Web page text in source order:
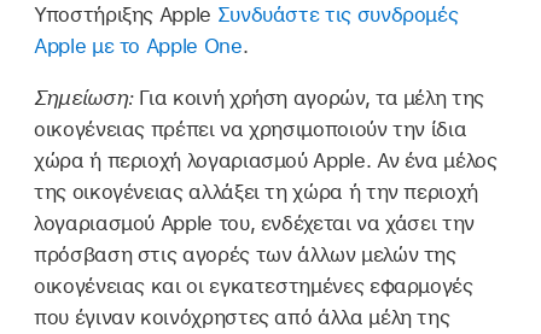
Υποστήριξης Apple Συνδυάστε τις συνδρομές
Apple με το Apple One.
Σημείωση: Για κοινή χρήση αγορών, τα μέλη της
οικογένειας πρέπει να χρησιμοποιούν την ίδια
χώρα ή περιοχή λογαριασμού Apple. Αν ένα μέλος
της οικογένειας αλλάξει τη χώρα ή την περιοχή
λογαριασμού Apple του, ενδέχεται να χάσει την
πρόσβαση στις αγορές των άλλων μελών της
οικογένειας και οι εγκατεστημένες εφαρμογές
που έγιναν κοινόχρηστες από άλλα μέλη της